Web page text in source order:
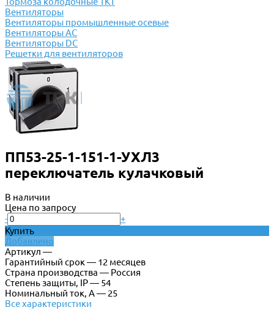
Вентиляторы
Вентиляторы промышленные осевые
Вентиляторы АС
Вентиляторы DC
Решетки для вентиляторов
ПП53-25-1-151-1-УХЛ3
переключатель кулачковый
В наличии
Цена по запросу
-
+
Купить
Добавлено
Артикул —
Гарантийный срок — 12 месяцев
Страна производства — Россия
Степень защиты, IP — 54
Номинальный ток, А — 25
Все характеристики